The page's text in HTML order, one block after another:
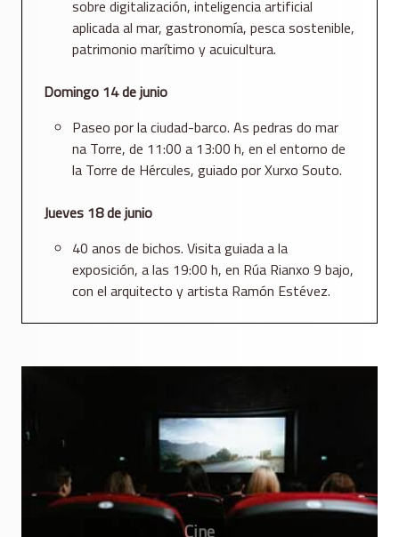
sobre digitalización, inteligencia artificial
aplicada al mar, gastronomía, pesca sostenible,
patrimonio marítimo y acuicultura.
Domingo 14 de junio
Paseo por la ciudad-barco. As pedras do mar
na Torre, de 11:00 a 13:00 h, en el entorno de
la Torre de Hércules, guiado por Xurxo Souto.
Jueves 18 de junio
40 anos de bichos. Visita guiada a la
exposición, a las 19:00 h, en Rúa Rianxo 9 bajo,
con el arquitecto y artista Ramón Estévez.